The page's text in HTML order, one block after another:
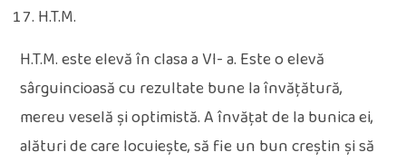
H.T.M.
H.T.M. este elevă în clasa a VI- a. Este o elevă
sârguincioasă cu rezultate bune la învățătură,
mereu veselă și optimistă. A învățat de la bunica ei,
alături de care locuiește, să fie un bun creștin și să